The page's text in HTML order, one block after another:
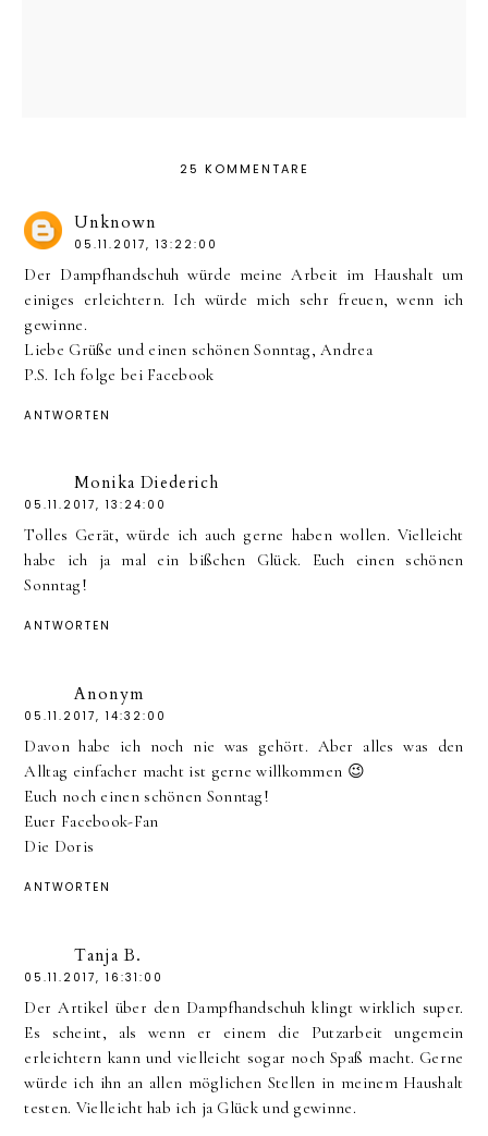
25 KOMMENTARE
Unknown
05.11.2017, 13:22:00
Der Dampfhandschuh würde meine Arbeit im Haushalt um
einiges erleichtern. Ich würde mich sehr freuen, wenn ich
gewinne.
Liebe Grüße und einen schönen Sonntag, Andrea
P.S. Ich folge bei Facebook
ANTWORTEN
Monika Diederich
05.11.2017, 13:24:00
Tolles Gerät, würde ich auch gerne haben wollen. Vielleicht
habe ich ja mal ein bißchen Glück. Euch einen schönen
Sonntag!
ANTWORTEN
Anonym
05.11.2017, 14:32:00
Davon habe ich noch nie was gehört. Aber alles was den
Alltag einfacher macht ist gerne willkommen 😉
Euch noch einen schönen Sonntag!
Euer Facebook-Fan
Die Doris
ANTWORTEN
Tanja B.
05.11.2017, 16:31:00
Der Artikel über den Dampfhandschuh klingt wirklich super.
Es scheint, als wenn er einem die Putzarbeit ungemein
erleichtern kann und vielleicht sogar noch Spaß macht. Gerne
würde ich ihn an allen möglichen Stellen in meinem Haushalt
testen. Vielleicht hab ich ja Glück und gewinne.